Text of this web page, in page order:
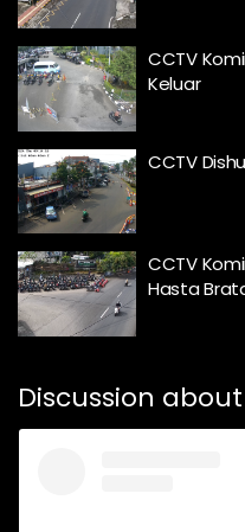
CCTV
Keluar
CCTV
CCTV
Hasta
Discussion